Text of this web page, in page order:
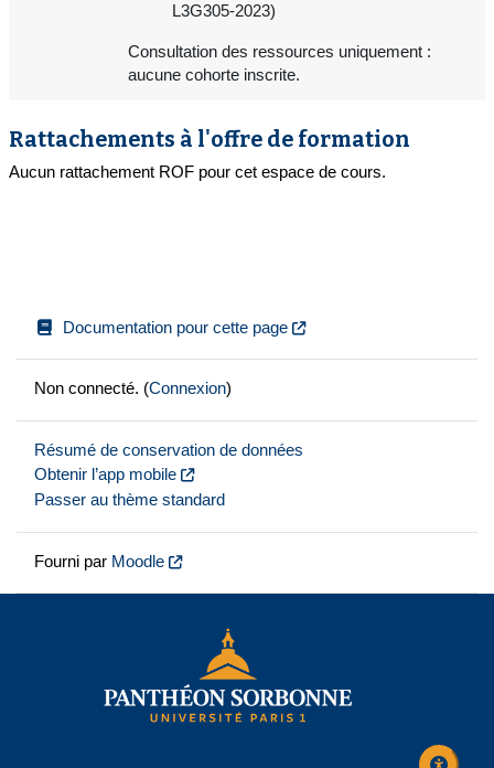
L3G305-2023)
Consultation des ressources uniquement :
aucune cohorte inscrite.
Rattachements à l'offre de formation
Aucun rattachement ROF pour cet espace de cours.
Documentation pour cette page
Non connecté. (Connexion)
Résumé de conservation de données
Obtenir l’app mobile
Passer au thème standard
Fourni par Moodle